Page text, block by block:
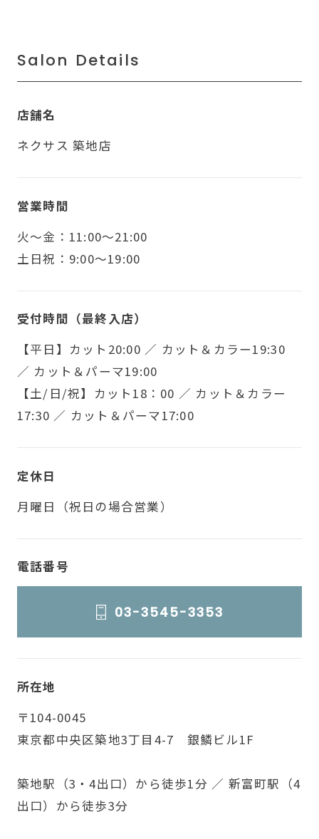
Salon Details
店舗名
ネクサス 築地店
営業時間
火〜金：11:00～21:00
土日祝：9:00～19:00
受付時間（最終入店）
【平日】カット20:00 ／ カット＆カラー19:30
／ カット＆パーマ19:00
【土/日/祝】カット18：00 ／ カット＆カラー
17:30 ／ カット＆パーマ17:00
定休日
月曜日（祝日の場合営業）
電話番号
03-3545-3353
所在地
〒104-0045
東京都中央区築地3丁目4-7 銀鱗ビル1F
築地駅（3・4出口）から徒歩1分 ／ 新富町駅（4
出口）から徒歩3分